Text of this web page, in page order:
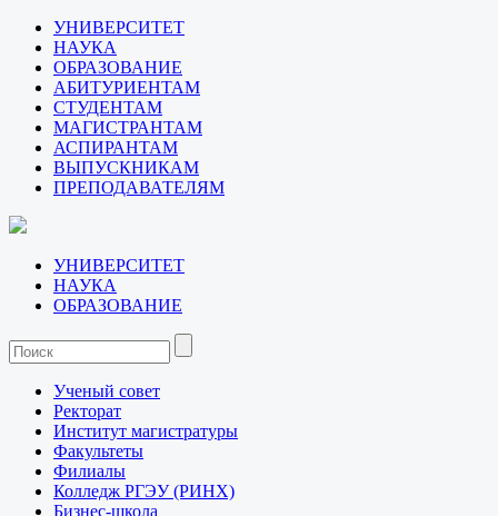
УНИВЕРСИТЕТ
НАУКА
ОБРАЗОВАНИЕ
АБИТУРИЕНТАМ
СТУДЕНТАМ
МАГИСТРАНТАМ
АСПИРАНТАМ
ВЫПУСКНИКАМ
ПРЕПОДАВАТЕЛЯМ
УНИВЕРСИТЕТ
НАУКА
ОБРАЗОВАНИЕ
Ученый совет
Ректорат
Институт магистратуры
Факультеты
Филиалы
Колледж РГЭУ (РИНХ)
Бизнес-школа